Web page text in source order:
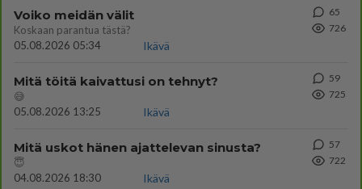
Voiko meidän välit
Koskaan parantua tästä?
05.08.2026 05:34
Ikävä
65
726
Mitä töitä kaivattusi on tehnyt?
😅
05.08.2026 13:25
Ikävä
59
725
Mitä uskot hänen ajattelevan sinusta?
😇
04.08.2026 18:30
Ikävä
57
722